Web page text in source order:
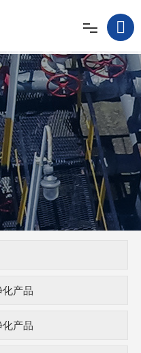
页/Home
关于我们/About
品展示/Product
闻资讯/New
运用案例/Case

产品
产品